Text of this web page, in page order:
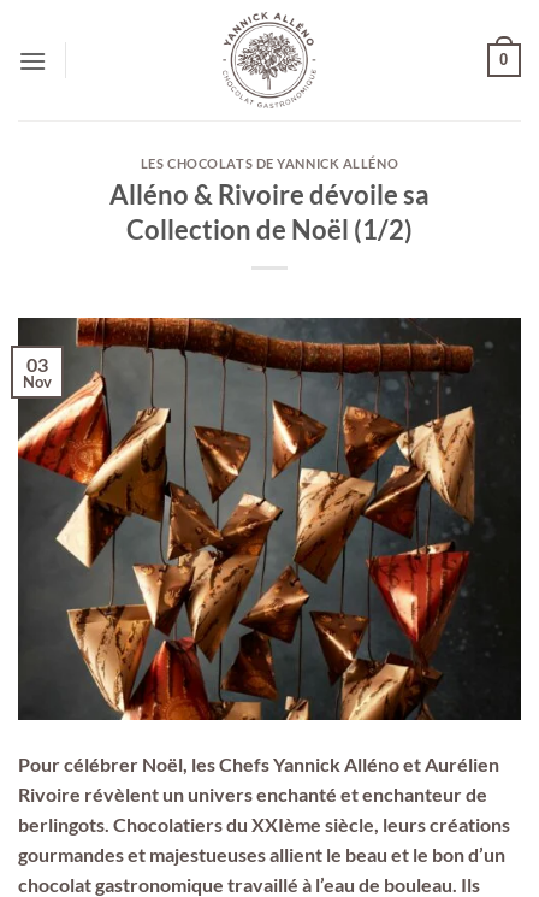
contenu
0
LES CHOCOLATS DE YANNICK ALLÉNO
Alléno & Rivoire dévoile sa
Collection de Noël (1/2)
03
Nov
Pour célébrer Noël, les Chefs Yannick Alléno et Aurélien
Rivoire révèlent un univers enchanté et enchanteur de
berlingots. Chocolatiers du XXIème siècle, leurs créations
gourmandes et majestueuses allient le beau et le bon d’un
chocolat gastronomique travaillé à l’eau de bouleau. Ils